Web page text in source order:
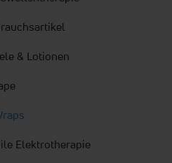
& Lotionen
Elektrotherapie